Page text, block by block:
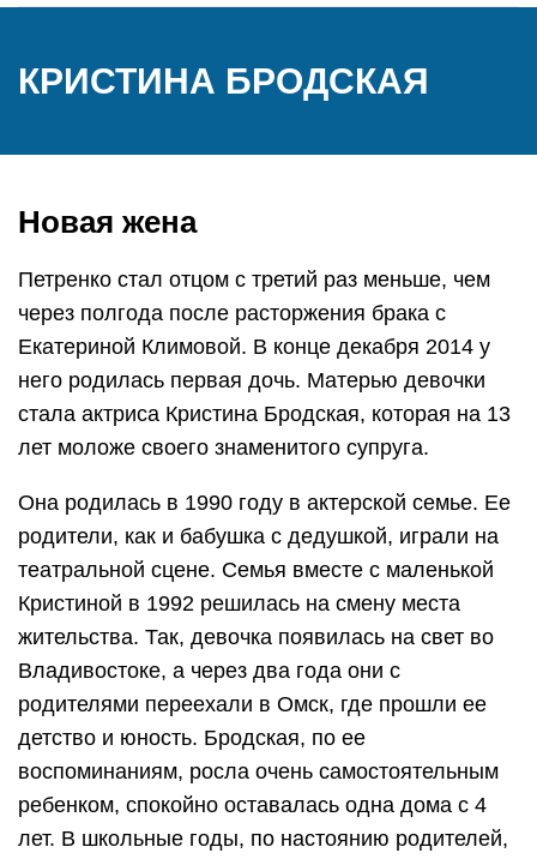
КРИСТИНА БРОДСКАЯ
Новая жена
Петренко стал отцом с третий раз меньше, чем
через полгода после расторжения брака с
Екатериной Климовой. В конце декабря 2014 у
него родилась первая дочь. Матерью девочки
стала актриса Кристина Бродская, которая на 13
лет моложе своего знаменитого супруга.
Она родилась в 1990 году в актерской семье. Ее
родители, как и бабушка с дедушкой, играли на
театральной сцене. Семья вместе с маленькой
Кристиной в 1992 решилась на смену места
жительства. Так, девочка появилась на свет во
Владивостоке, а через два года они с
родителями переехали в Омск, где прошли ее
детство и юность. Бродская, по ее
воспоминаниям, росла очень самостоятельным
ребенком, спокойно оставалась одна дома с 4
лет. В школьные годы, по настоянию родителей,